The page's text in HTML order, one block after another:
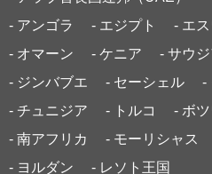
- アンゴラ
- エジプト
- エ
- オマーン
- ケニア - サウ
- ジンバブエ
- セーシェル
-
- チュニジア
- トルコ - ボ
- 南アフリカ
- モーリシャス
- ヨルダン
- レソト王国